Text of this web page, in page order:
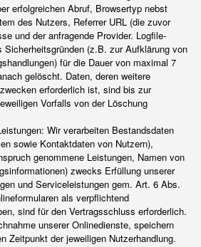
erfolgreichen Abruf, Browsertyp nebst
des Nutzers, Referrer URL (die zuvor
und der anfragende Provider. Logfile-
Sicherheitsgründen (z.B. zur Aufklärung von
für die Dauer von maximal 7
gelöscht. Daten, deren weitere
erforderlich ist, sind bis zur
Vorfalls von der Löschung
Wir verarbeiten Bestandsdaten
sowie Kontaktdaten von Nutzern),
genommene Leistungen, Namen von
zwecks Erfüllung unserer
und Serviceleistungen gem. Art. 6 Abs.
als verpflichtend
sind für den Vertragsschluss erforderlich.
unserer Onlinedienste, speichern
Zeitpunkt der jeweiligen Nutzerhandlung.